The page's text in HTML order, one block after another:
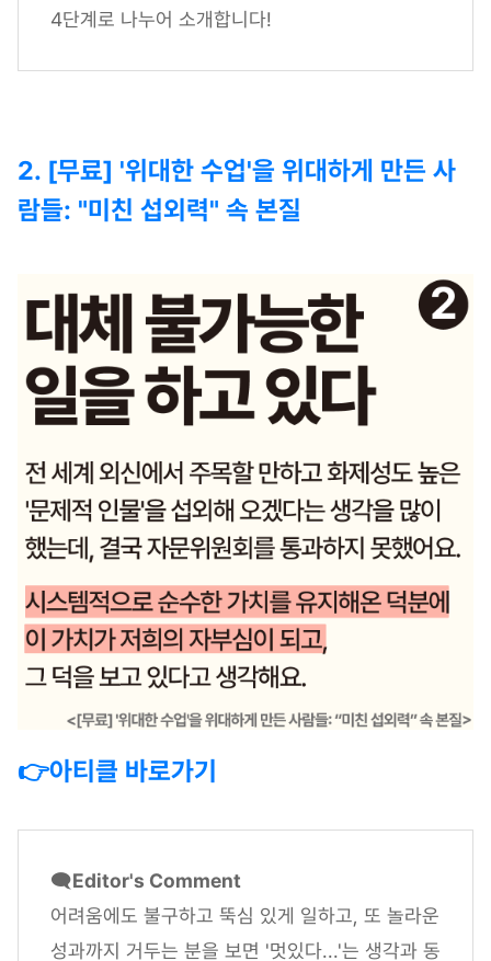
4단계로 나누어 소개합니다!
2. [무료] '위대한 수업'을 위대하게 만든 사
람들: "미친 섭외력" 속 본질
👉아티클 바로가기
🗨️Editor's Comment
어려움에도 불구하고 뚝심 있게 일하고, 또 놀라운
성과까지 거두는 분을 보면 '멋있다...'는 생각과 동